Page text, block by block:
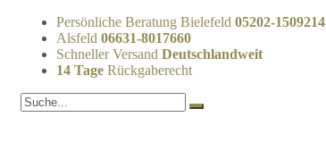
Persönliche Beratung Bielefeld 05202-1509214
Alsfeld 06631-8017660
Schneller Versand Deutschlandweit
14 Tage Rückgaberecht